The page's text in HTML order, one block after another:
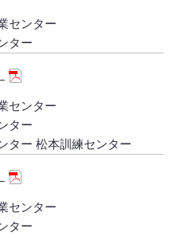
センター
ター
センター
ター
ター 松本訓練センター
センター
ター